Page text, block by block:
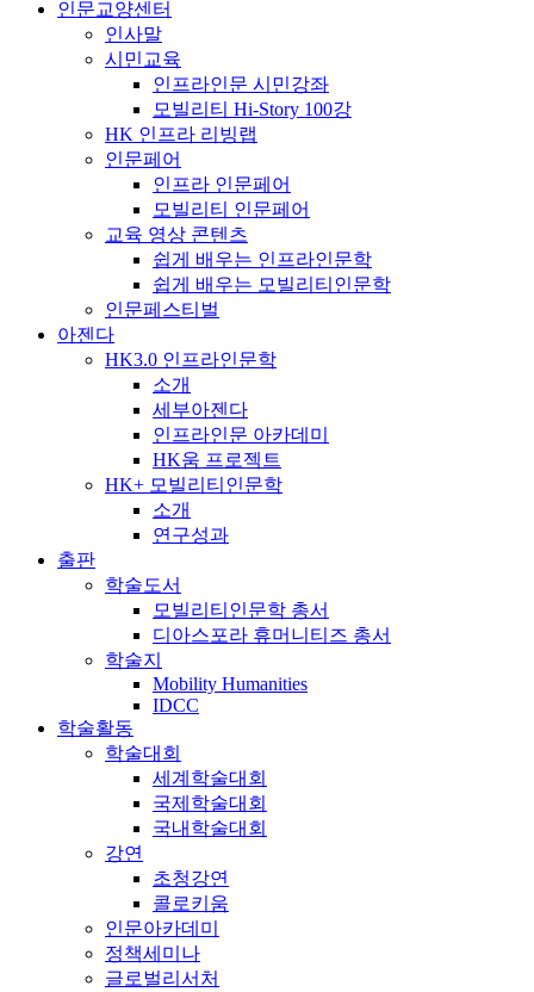
인문교양센터
인사말
시민교육
인프라인문 시민강좌
모빌리티 Hi-Story 100강
HK 인프라 리빙랩
인문페어
인프라 인문페어
모빌리티 인문페어
교육 영상 콘텐츠
쉽게 배우는 인프라인문학
쉽게 배우는 모빌리티인문학
인문페스티벌
아젠다
HK3.0 인프라인문학
소개
세부아젠다
인프라인문 아카데미
HK움 프로젝트
HK+ 모빌리티인문학
소개
연구성과
출판
학술도서
모빌리티인문학 총서
디아스포라 휴머니티즈 총서
학술지
Mobility Humanities
IDCC
학술활동
학술대회
세계학술대회
국제학술대회
국내학술대회
강연
초청강연
콜로키움
인문아카데미
정책세미나
글로벌리서처